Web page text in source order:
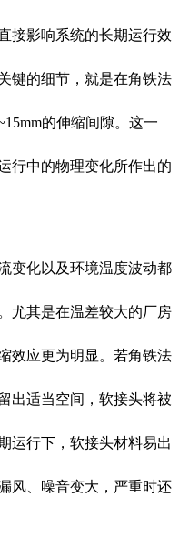
接影响系统的长期运行效
键的细节，就是在角铁法
的伸缩间隙。这一
行中的物理变化所作出的
变化以及环境温度波动都
尤其是在温差较大的厂房
效应更为明显。若角铁法
出适当空间，软接头将被
运行下，软接头材料易出
风、噪音变大，严重时还